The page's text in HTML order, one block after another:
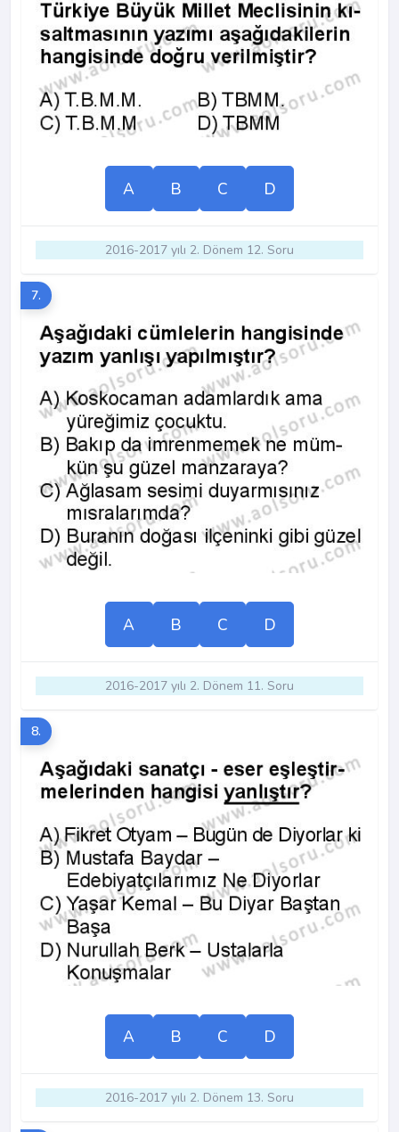
A B C D
2016-2017 yılı 2. Dönem 12. Soru
7.
A B C D
2016-2017 yılı 2. Dönem 11. Soru
8.
A B C D
2016-2017 yılı 2. Dönem 13. Soru